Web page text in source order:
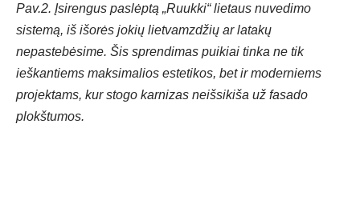
Pav.2. Įsirengus paslėptą „Ruukki“ lietaus nuvedimo
sistemą, iš išorės jokių lietvamzdžių ar latakų
nepastebėsime. Šis sprendimas puikiai tinka ne tik
ieškantiems maksimalios estetikos, bet ir moderniems
projektams, kur stogo karnizas neišsikiša už fasado
plokštumos.